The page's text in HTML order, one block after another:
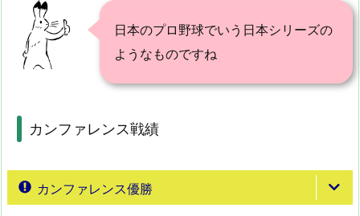
日本のプロ野球でいう日本シリーズの
ようなものですね
カンファレンス戦績
カンファレンス優勝